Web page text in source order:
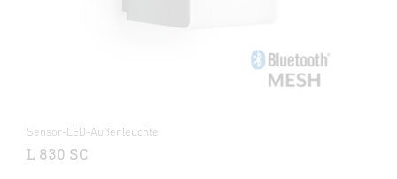
Sensor-LED-Außenleuchte
L 830 SC